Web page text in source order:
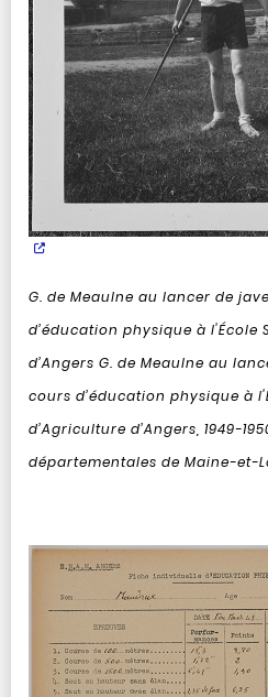
G. de Meaulne au lancer de
d’éducation physique à l'École
d’Angers G. de Meaulne au
cours d’éducation physique à
d’Agriculture d’Angers, 1949-
départementales de Maine-et-